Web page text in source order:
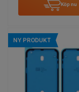
Köp nu
NY PRODUKT